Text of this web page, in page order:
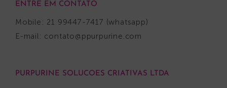
ENTRE EM CONTATO
Mobile: 21 99447-7417 (whatsapp)
E-mail: contato@ppurpurine.com
PURPURINE SOLUCOES CRIATIVAS LTDA